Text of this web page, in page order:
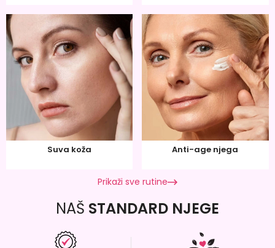
Suva koža Anti-age njega
Prikaži sve rutine
NAŠ STANDARD NJEGE